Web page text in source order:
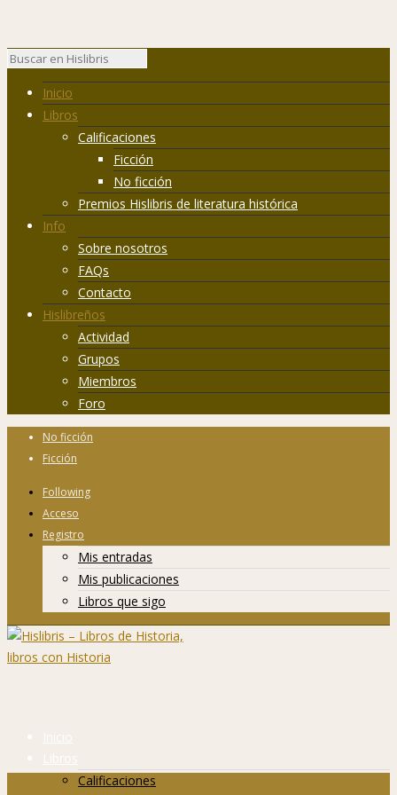
Inicio
Libros
Calificaciones
Ficción
No ficción
Premios Hislibris de literatura histórica
Info
Sobre nosotros
FAQs
Contacto
Hislibreños
Actividad
Grupos
Miembros
Foro
No ficción
Ficción
Following
Acceso
Registro
Mis entradas
Mis publicaciones
Libros que sigo
Inicio
Libros
Calificaciones